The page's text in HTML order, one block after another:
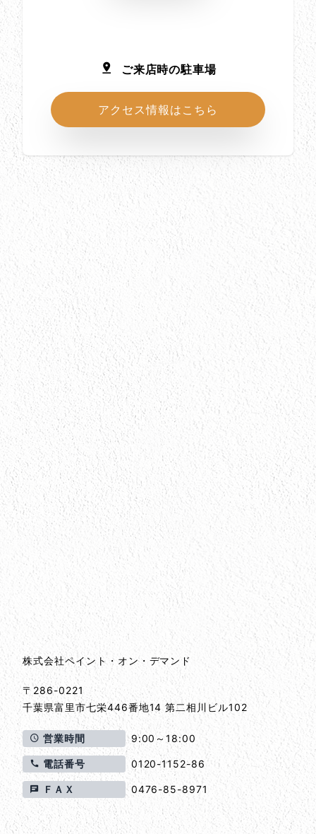
ご来店時の駐車場
アクセス情報はこちら
所在地
会社情報とサイトマップ
会社情報
株式会社ペイント・オン・デマンド
〒286-0221
千葉県富里市七栄446番地14 第二相川ビル102
営業時間 9:00～18:00
電話番号 0120-1152-86
ＦＡＸ 0476-85-8971